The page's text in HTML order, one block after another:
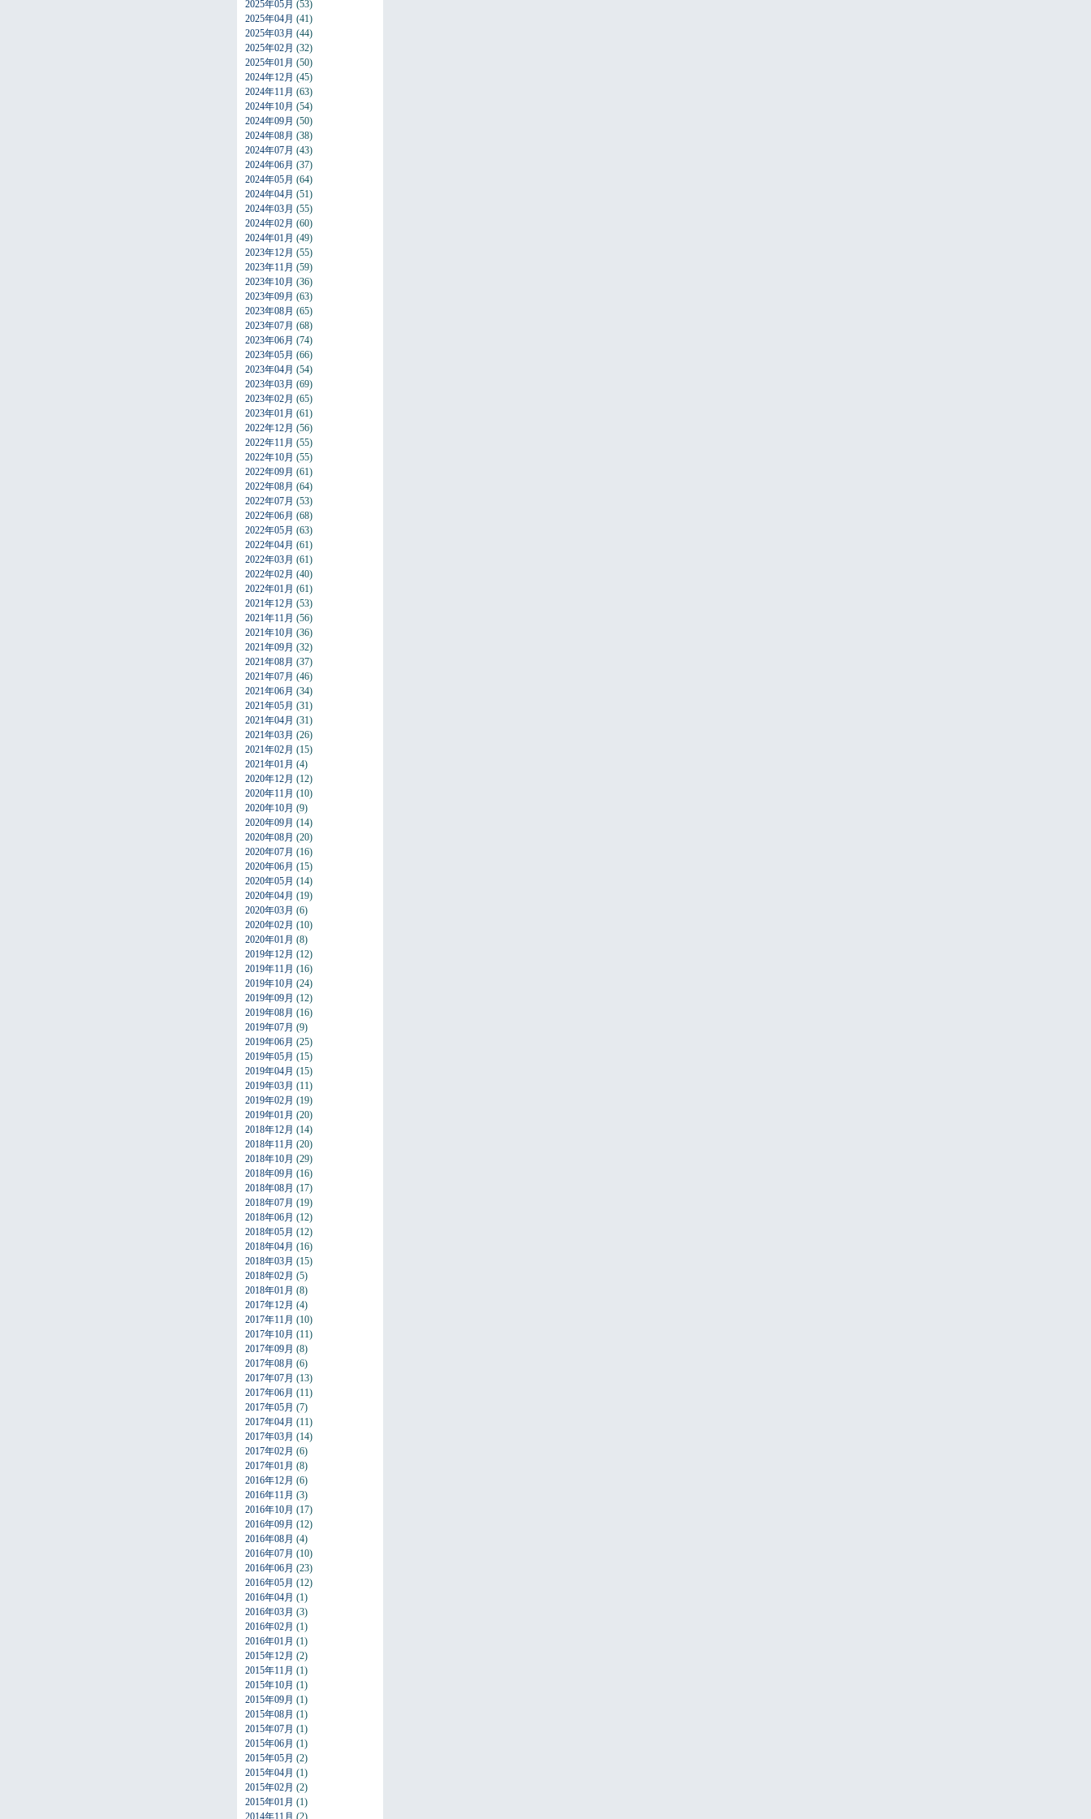
2025年05月 (53)
2025年04月 (41)
2025年03月 (44)
2025年02月 (32)
2025年01月 (50)
2024年12月 (45)
2024年11月 (63)
2024年10月 (54)
2024年09月 (50)
2024年08月 (38)
2024年07月 (43)
2024年06月 (37)
2024年05月 (64)
2024年04月 (51)
2024年03月 (55)
2024年02月 (60)
2024年01月 (49)
2023年12月 (55)
2023年11月 (59)
2023年10月 (36)
2023年09月 (63)
2023年08月 (65)
2023年07月 (68)
2023年06月 (74)
2023年05月 (66)
2023年04月 (54)
2023年03月 (69)
2023年02月 (65)
2023年01月 (61)
2022年12月 (56)
2022年11月 (55)
2022年10月 (55)
2022年09月 (61)
2022年08月 (64)
2022年07月 (53)
2022年06月 (68)
2022年05月 (63)
2022年04月 (61)
2022年03月 (61)
2022年02月 (40)
2022年01月 (61)
2021年12月 (53)
2021年11月 (56)
2021年10月 (36)
2021年09月 (32)
2021年08月 (37)
2021年07月 (46)
2021年06月 (34)
2021年05月 (31)
2021年04月 (31)
2021年03月 (26)
2021年02月 (15)
2021年01月 (4)
2020年12月 (12)
2020年11月 (10)
2020年10月 (9)
2020年09月 (14)
2020年08月 (20)
2020年07月 (16)
2020年06月 (15)
2020年05月 (14)
2020年04月 (19)
2020年03月 (6)
2020年02月 (10)
2020年01月 (8)
2019年12月 (12)
2019年11月 (16)
2019年10月 (24)
2019年09月 (12)
2019年08月 (16)
2019年07月 (9)
2019年06月 (25)
2019年05月 (15)
2019年04月 (15)
2019年03月 (11)
2019年02月 (19)
2019年01月 (20)
2018年12月 (14)
2018年11月 (20)
2018年10月 (29)
2018年09月 (16)
2018年08月 (17)
2018年07月 (19)
2018年06月 (12)
2018年05月 (12)
2018年04月 (16)
2018年03月 (15)
2018年02月 (5)
2018年01月 (8)
2017年12月 (4)
2017年11月 (10)
2017年10月 (11)
2017年09月 (8)
2017年08月 (6)
2017年07月 (13)
2017年06月 (11)
2017年05月 (7)
2017年04月 (11)
2017年03月 (14)
2017年02月 (6)
2017年01月 (8)
2016年12月 (6)
2016年11月 (3)
2016年10月 (17)
2016年09月 (12)
2016年08月 (4)
2016年07月 (10)
2016年06月 (23)
2016年05月 (12)
2016年04月 (1)
2016年03月 (3)
2016年02月 (1)
2016年01月 (1)
2015年12月 (2)
2015年11月 (1)
2015年10月 (1)
2015年09月 (1)
2015年08月 (1)
2015年07月 (1)
2015年06月 (1)
2015年05月 (2)
2015年04月 (1)
2015年02月 (2)
2015年01月 (1)
2014年11月 (2)